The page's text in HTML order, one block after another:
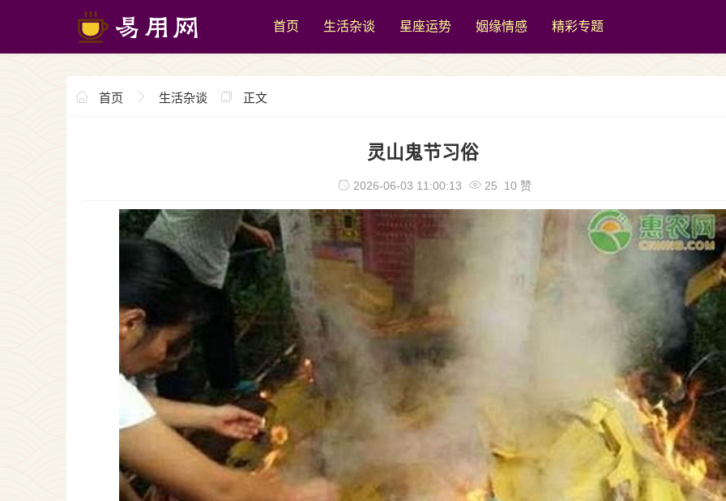
首页 生活杂谈 星座运势 姻缘情感 精彩专题
首页 生活杂谈 正文
灵山鬼节习俗
2026-06-03 11:00:13 25 10 赞